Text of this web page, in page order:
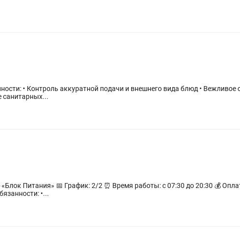
санитарных...
Оплата: 15 000 тг за смену 💵 Выплата
— 5 числа, аванс — 20 числа Обязанности: •...